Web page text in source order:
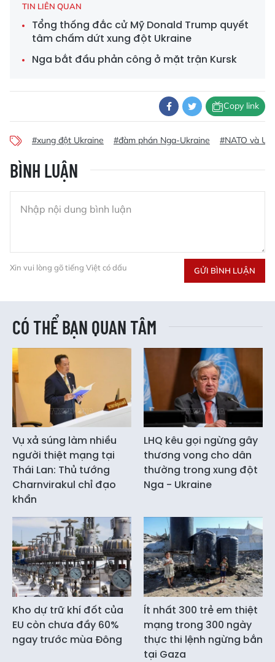
TIN LIÊN QUAN
Tổng thống đắc cử Mỹ Donald Trump quyết
tâm chấm dứt xung đột Ukraine
Nga bắt đầu phản công ở mặt trận Kursk
Copy link
#xung đột Ukraine #đàm phán Nga-Ukraine #NATO và
BÌNH LUẬN
Xin vui lòng gõ tiếng Việt có dấu GỬI BÌNH LUẬN
CÓ THỂ BẠN QUAN TÂM
Vụ xả súng làm nhiều
người thiệt mạng tại
Thái Lan: Thủ tướng
Charnvirakul chỉ đạo
khẩn
LHQ kêu gọi ngừng gây
thương vong cho dân
thường trong xung đột
Nga - Ukraine
Kho dự trữ khí đốt của
EU còn chưa đầy 60%
ngay trước mùa Đông
Ít nhất 300 trẻ em thiệt
mạng trong 300 ngày
thực thi lệnh ngừng bắn
tại Gaza